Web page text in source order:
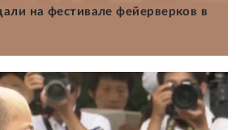
на фестивале фейерверков в